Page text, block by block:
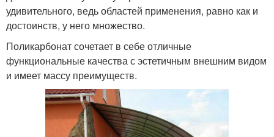
удивительного, ведь областей применения, равно как и
достоинств, у него множество.
Поликарбонат сочетает в себе отличные
функциональные качества с эстетичным внешним видом
и имеет массу преимуществ.